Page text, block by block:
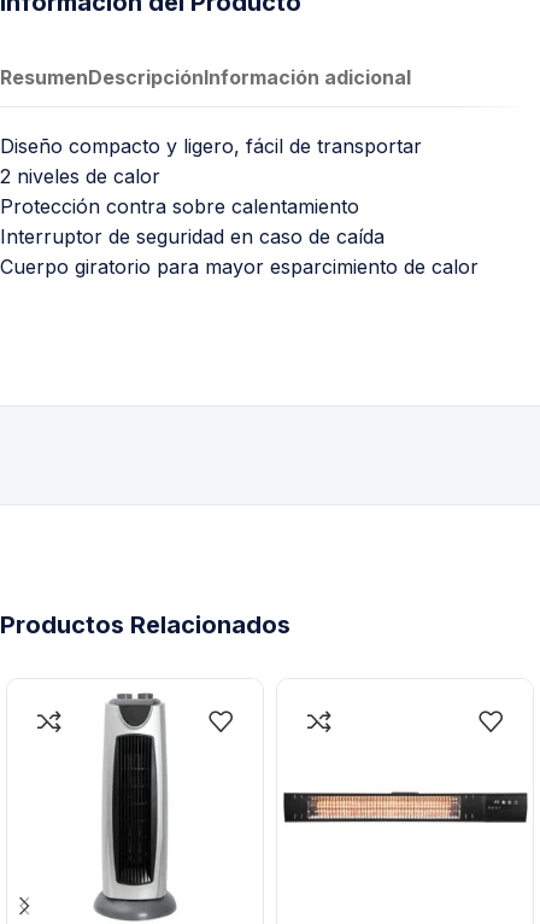
ResumenDescripciónInformación adicional
Diseño compacto y ligero, fácil de transportar
2 niveles de calor
Protección contra sobre calentamiento
Interruptor de seguridad en caso de caída
Cuerpo giratorio para mayor esparcimiento de calor
Productos Relacionados